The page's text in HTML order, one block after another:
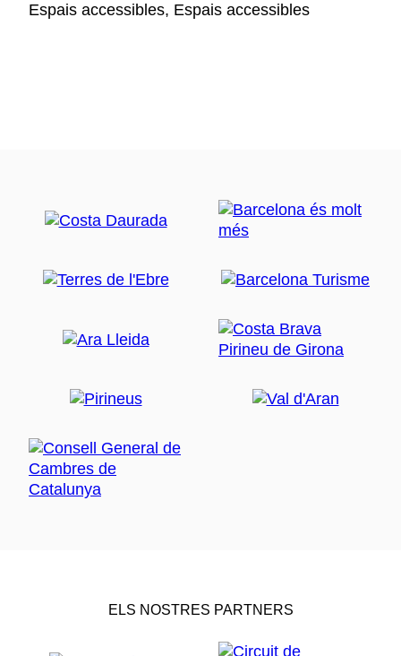
Espais accessibles, Espais accessibles
ELS NOSTRES PARTNERS